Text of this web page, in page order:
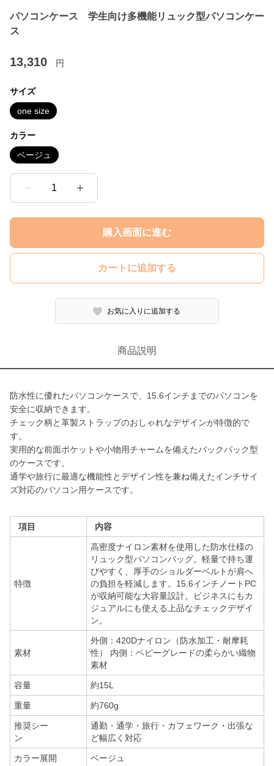
パソコンケース 学生向け多機能リュック型パソコンケー
ス
13,310 円
サイズ
one size
カラー
ベージュ
1
購入画面に進む
カートに追加する
お気に入りに追加する
商品説明
防水性に優れたパソコンケースで、15.6インチまでのパソコンを
安全に収納できます。
チェック柄と革製ストラップのおしゃれなデザインが特徴的で
す。
実用的な前面ポケットや小物用チャームを備えたバックパック型
のケースです。
通学や旅行に最適な機能性とデザイン性を兼ね備えたインチサイ
ズ対応のパソコン用ケースです。
項目 内容
特徴
高密度ナイロン素材を使用した防水仕様の
リュック型パソコンバッグ。軽量で持ち運
びやすく、厚手のショルダーベルトが肩へ
の負担を軽減します。15.6インチノートPC
が収納可能な大容量設計。ビジネスにもカ
ジュアルにも使える上品なチェックデザイ
ン。
素材
外側：420Dナイロン（防水加工・耐摩耗
性） 内側：ベビーグレードの柔らかい織物
素材
容量 約15L
重量 約760g
推奨シー
ン
通勤・通学・旅行・カフェワーク・出張な
ど幅広く対応
カラー展開 ベージュ